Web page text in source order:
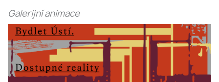
Galerijní animace